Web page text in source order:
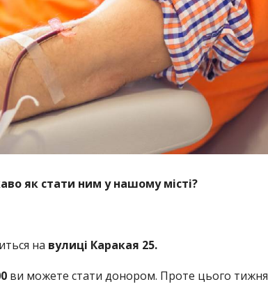
як стати ним у нашому місті?
на вулиці Каракая 25.
ви можете стати донором. Проте цього тижня